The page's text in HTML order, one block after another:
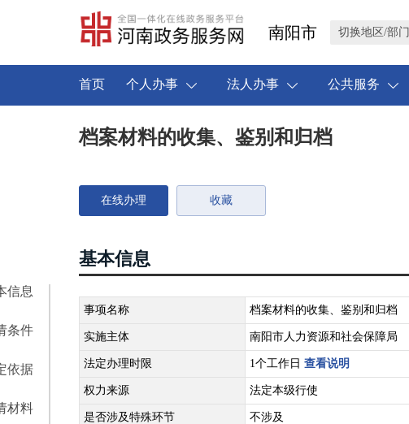
南阳市 切换地区/部门
首页 个人办事 法人办事 公共服务
信息
条件
依据
材料
档案材料的收集、鉴别和归档
在线办理 收藏
基本信息
事项名称 档案材料的收集、鉴别和归档
实施主体 南阳市人力资源和社会保障局
法定办理时限 1个工作日 查看说明
权力来源 法定本级行使
是否涉及特殊环节 不涉及